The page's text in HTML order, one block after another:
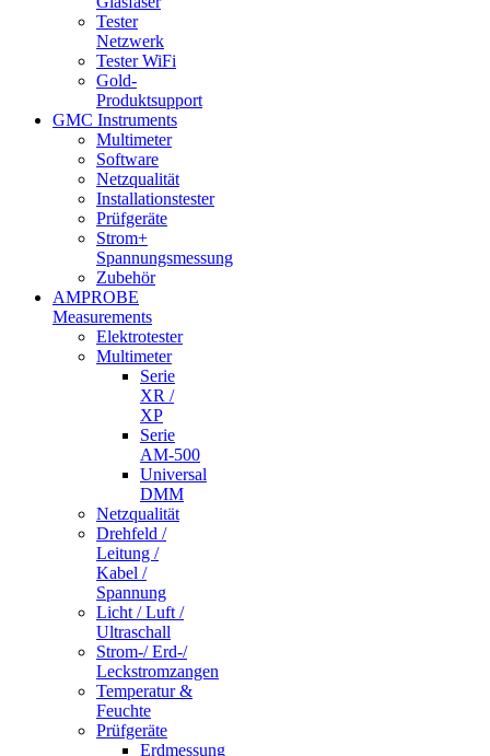
Tester
Netzwerk
Tester WiFi
Gold-
Produktsupport
GMC Instruments
Multimeter
Software
Netzqualität
Installationstester
Prüfgeräte
Strom+
Spannungsmessung
Zubehör
AMPROBE
Measurements
Elektrotester
Multimeter
Serie
XR /
XP
Serie
AM-500
Universal
DMM
Netzqualität
Drehfeld /
Leitung /
Kabel /
Spannung
Licht / Luft /
Ultraschall
Strom-/ Erd-/
Leckstromzangen
Temperatur &
Feuchte
Prüfgeräte
Erdmessung